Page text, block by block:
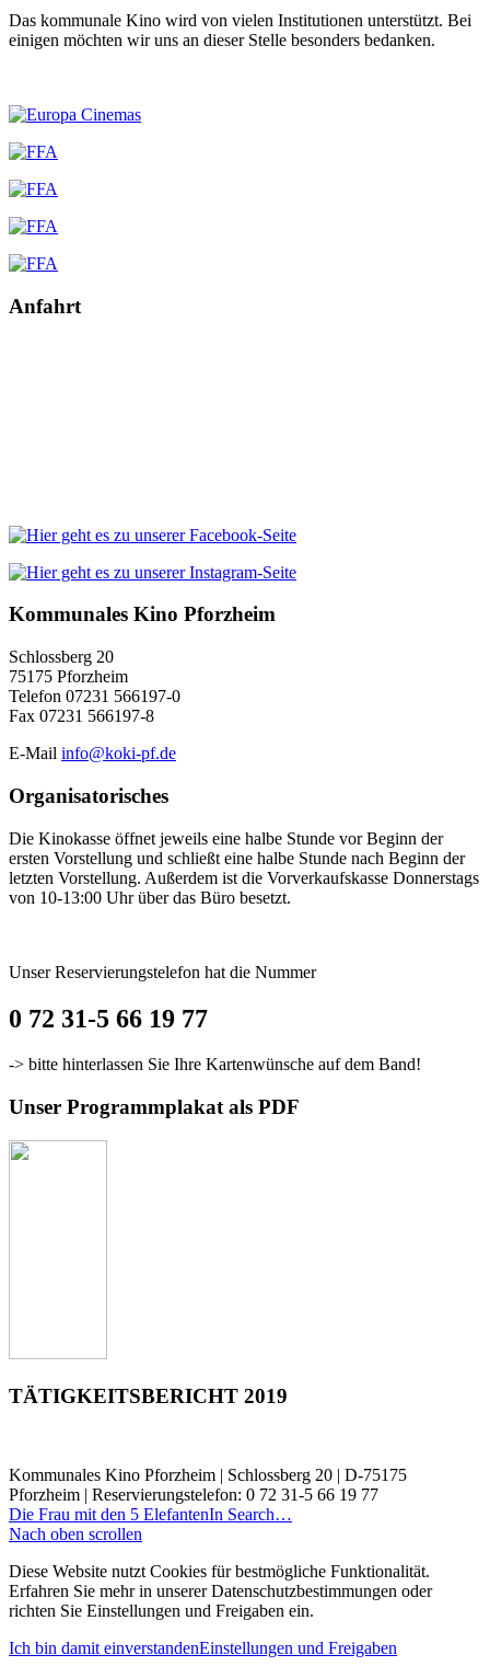
Das kommunale Kino wird von vielen Institutionen unterstützt. Bei
einigen möchten wir uns an dieser Stelle besonders bedanken.
Anfahrt
Kommunales Kino Pforzheim
Schlossberg 20
75175 Pforzheim
Telefon 07231 566197-0
Fax 07231 566197-8
E-Mail info@koki-pf.de
Organisatorisches
Die Kinokasse öffnet jeweils eine halbe Stunde vor Beginn der
ersten Vorstellung und schließt eine halbe Stunde nach Beginn der
letzten Vorstellung. Außerdem ist die Vorverkaufskasse Donnerstags
von 10-13:00 Uhr über das Büro besetzt.
Unser Reservierungstelefon hat die Nummer
0 72 31-5 66 19 77
-> bitte hinterlassen Sie Ihre Kartenwünsche auf dem Band!
Unser Programmplakat als PDF
TÄTIGKEITSBERICHT 2019
Kommunales Kino Pforzheim | Schlossberg 20 | D-75175
Pforzheim | Reservierungstelefon: 0 72 31-5 66 19 77
Die Frau mit den 5 ElefantenIn Search…
Nach oben scrollen
Diese Website nutzt Cookies für bestmögliche Funktionalität.
Erfahren Sie mehr in unserer Datenschutzbestimmungen oder
richten Sie Einstellungen und Freigaben ein.
Ich bin damit einverstandenEinstellungen und Freigaben